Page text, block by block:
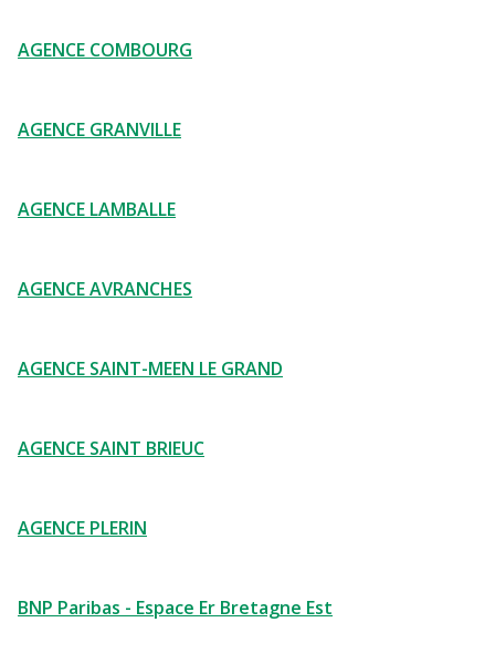
AGENCE COMBOURG
AGENCE GRANVILLE
AGENCE LAMBALLE
AGENCE AVRANCHES
AGENCE SAINT-MEEN LE GRAND
AGENCE SAINT BRIEUC
AGENCE PLERIN
BNP Paribas - Espace Er Bretagne Est